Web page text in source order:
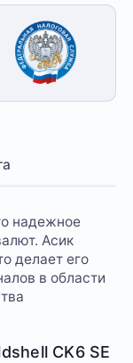
надежное
Асик
делает его
в области
CK6 SE